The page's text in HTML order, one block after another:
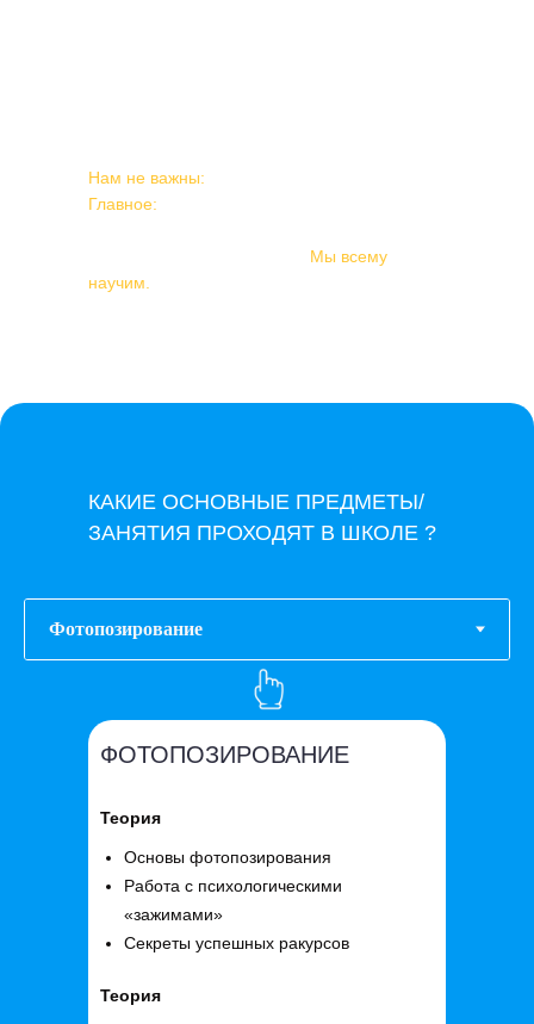
Нам не важны:
Главное:
Мы всему
научим.
КАКИЕ ОСНОВНЫЕ ПРЕДМЕТЫ/
ЗАНЯТИЯ ПРОХОДЯТ В ШКОЛЕ ?
ФОТОПОЗИРОВАНИЕ
Теория
Основы фотопозирования
Работа с психологическими
«зажимами»
Секреты успешных ракурсов
Теория